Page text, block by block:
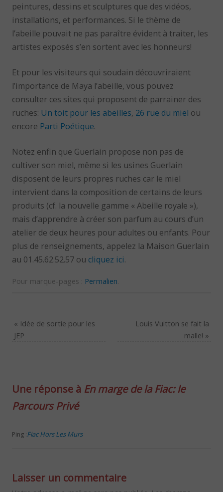
peintures, dessins et sculptures que des vidéos,
installations, et performances. Si le thème de
l’abeille pouvait ne pas paraître évident à traiter, les
artistes exposés s’en sortent avec les honneurs!
Et pour les visiteurs qui soudain découvriraient
l’importance de Maya l’abeille, vous pouvez
consulter ces sites qui proposent de parrainer des
ruches: Un toit pour les abeilles, 26 rue du miel ou
encore Parti Poétique.
Notez enfin que Guerlain propose non pas de
cultiver son miel, même si les usines Guerlain
disposent de leurs propres ruches car le miel
intervient dans la composition de certains de leurs
produits (cf. la nouvelle gamme « Abeille royale »),
mais d’apprendre à créer son parfum au cours d’un
atelier de deux heures pour adultes ou enfants. Pour
plus de renseignements, appelez la Maison Guerlain
au 01.45.62.52.57 ou cliquez ici.
Pour marque-pages : Permalien
« Idée de sortie pour les
JEP
Louis Vuitton se fait la
malle! »
Une réponse à En marge de la Fiac: le
Parcours Privé
Ping :Fiac Hors Les Murs
Laisser un commentaire